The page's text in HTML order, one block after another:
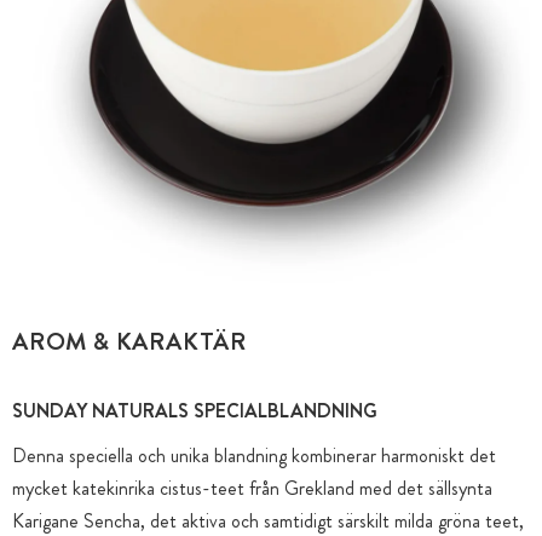
AROM & KARAKTÄR
SUNDAY NATURALS SPECIALBLANDNING
Denna speciella och unika blandning kombinerar harmoniskt det
mycket katekinrika cistus-teet från Grekland med det sällsynta
Karigane Sencha, det aktiva och samtidigt särskilt milda gröna teet,